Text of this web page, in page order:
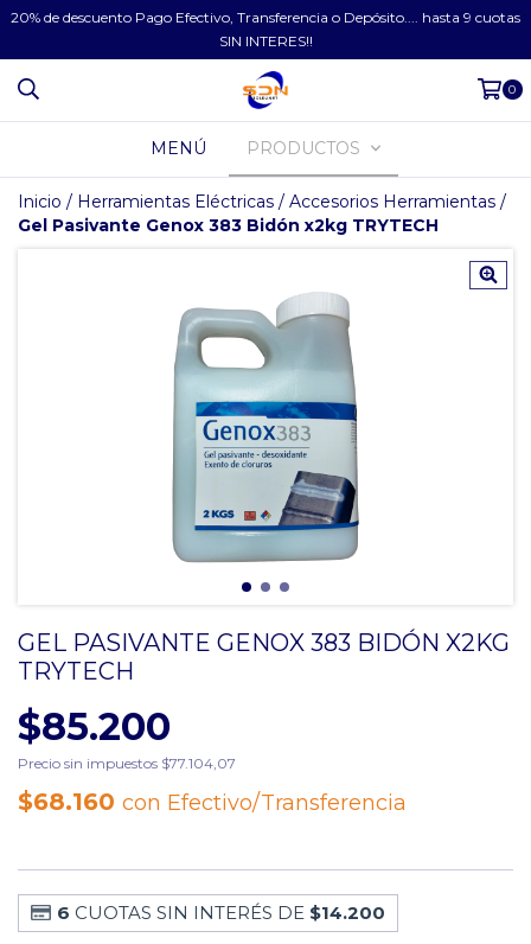
20% de descuento Pago Efectivo, Transferencia o Depósito.... hasta 9 cuotas
SIN INTERES!!
0
MENÚ PRODUCTOS
Inicio / Herramientas Eléctricas / Accesorios Herramientas /
Gel Pasivante Genox 383 Bidón x2kg TRYTECH
GEL PASIVANTE GENOX 383 BIDÓN X2KG
TRYTECH
$85.200
Precio sin impuestos $77.104,07
$68.160 con Efectivo/Transferencia
6 CUOTAS SIN INTERÉS DE $14.200